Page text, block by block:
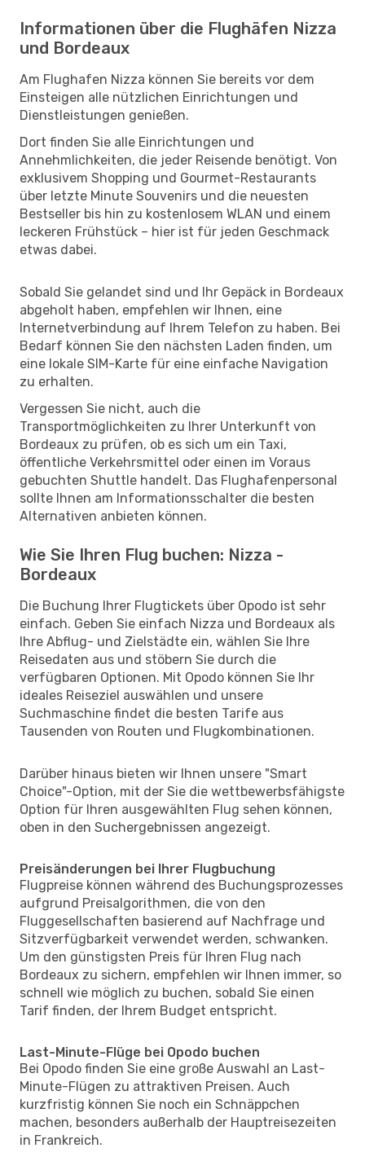
Informationen über die Flughäfen Nizza
und Bordeaux
Am Flughafen Nizza können Sie bereits vor dem
Einsteigen alle nützlichen Einrichtungen und
Dienstleistungen genießen.
Dort finden Sie alle Einrichtungen und
Annehmlichkeiten, die jeder Reisende benötigt. Von
exklusivem Shopping und Gourmet-Restaurants
über letzte Minute Souvenirs und die neuesten
Bestseller bis hin zu kostenlosem WLAN und einem
leckeren Frühstück – hier ist für jeden Geschmack
etwas dabei.
Sobald Sie gelandet sind und Ihr Gepäck in Bordeaux
abgeholt haben, empfehlen wir Ihnen, eine
Internetverbindung auf Ihrem Telefon zu haben. Bei
Bedarf können Sie den nächsten Laden finden, um
eine lokale SIM-Karte für eine einfache Navigation
zu erhalten.
Vergessen Sie nicht, auch die
Transportmöglichkeiten zu Ihrer Unterkunft von
Bordeaux zu prüfen, ob es sich um ein Taxi,
öffentliche Verkehrsmittel oder einen im Voraus
gebuchten Shuttle handelt. Das Flughafenpersonal
sollte Ihnen am Informationsschalter die besten
Alternativen anbieten können.
Wie Sie Ihren Flug buchen: Nizza -
Bordeaux
Die Buchung Ihrer Flugtickets über Opodo ist sehr
einfach. Geben Sie einfach Nizza und Bordeaux als
Ihre Abflug- und Zielstädte ein, wählen Sie Ihre
Reisedaten aus und stöbern Sie durch die
verfügbaren Optionen. Mit Opodo können Sie Ihr
ideales Reiseziel auswählen und unsere
Suchmaschine findet die besten Tarife aus
Tausenden von Routen und Flugkombinationen.
Darüber hinaus bieten wir Ihnen unsere "Smart
Choice"-Option, mit der Sie die wettbewerbsfähigste
Option für Ihren ausgewählten Flug sehen können,
oben in den Suchergebnissen angezeigt.
Preisänderungen bei Ihrer Flugbuchung
Flugpreise können während des Buchungsprozesses
aufgrund Preisalgorithmen, die von den
Fluggesellschaften basierend auf Nachfrage und
Sitzverfügbarkeit verwendet werden, schwanken.
Um den günstigsten Preis für Ihren Flug nach
Bordeaux zu sichern, empfehlen wir Ihnen immer, so
schnell wie möglich zu buchen, sobald Sie einen
Tarif finden, der Ihrem Budget entspricht.
Last-Minute-Flüge bei Opodo buchen
Bei Opodo finden Sie eine große Auswahl an Last-
Minute-Flügen zu attraktiven Preisen. Auch
kurzfristig können Sie noch ein Schnäppchen
machen, besonders außerhalb der Hauptreisezeiten
in Frankreich.